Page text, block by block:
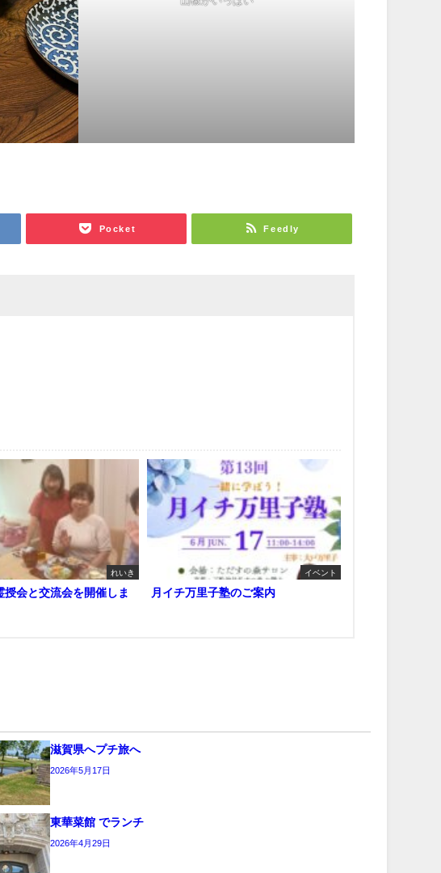
Pocket Feedly
れいき
授会と交流会を開催しま
イベント
月イチ万里子塾のご案内
滋賀県へプチ旅へ
2026年5月17日
東華菜館 でランチ
2026年4月29日